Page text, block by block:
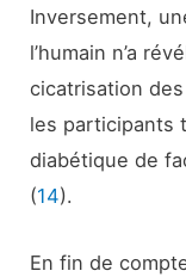
Inversement,
l’humain n’a
cicatrisation
les participants
diabétique de
(14).
En fin de